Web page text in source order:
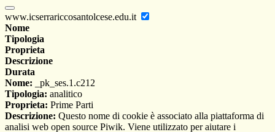
www.icserrariccosantolcese.edu.it
Nome
Tipologia
Proprieta
Descrizione
Durata
Nome: _pk_ses.1.c212
Tipologia: analitico
Proprieta: Prime Parti
Descrizione: Questo nome di cookie è associato alla piattaforma di
analisi web open source Piwik. Viene utilizzato per aiutare i